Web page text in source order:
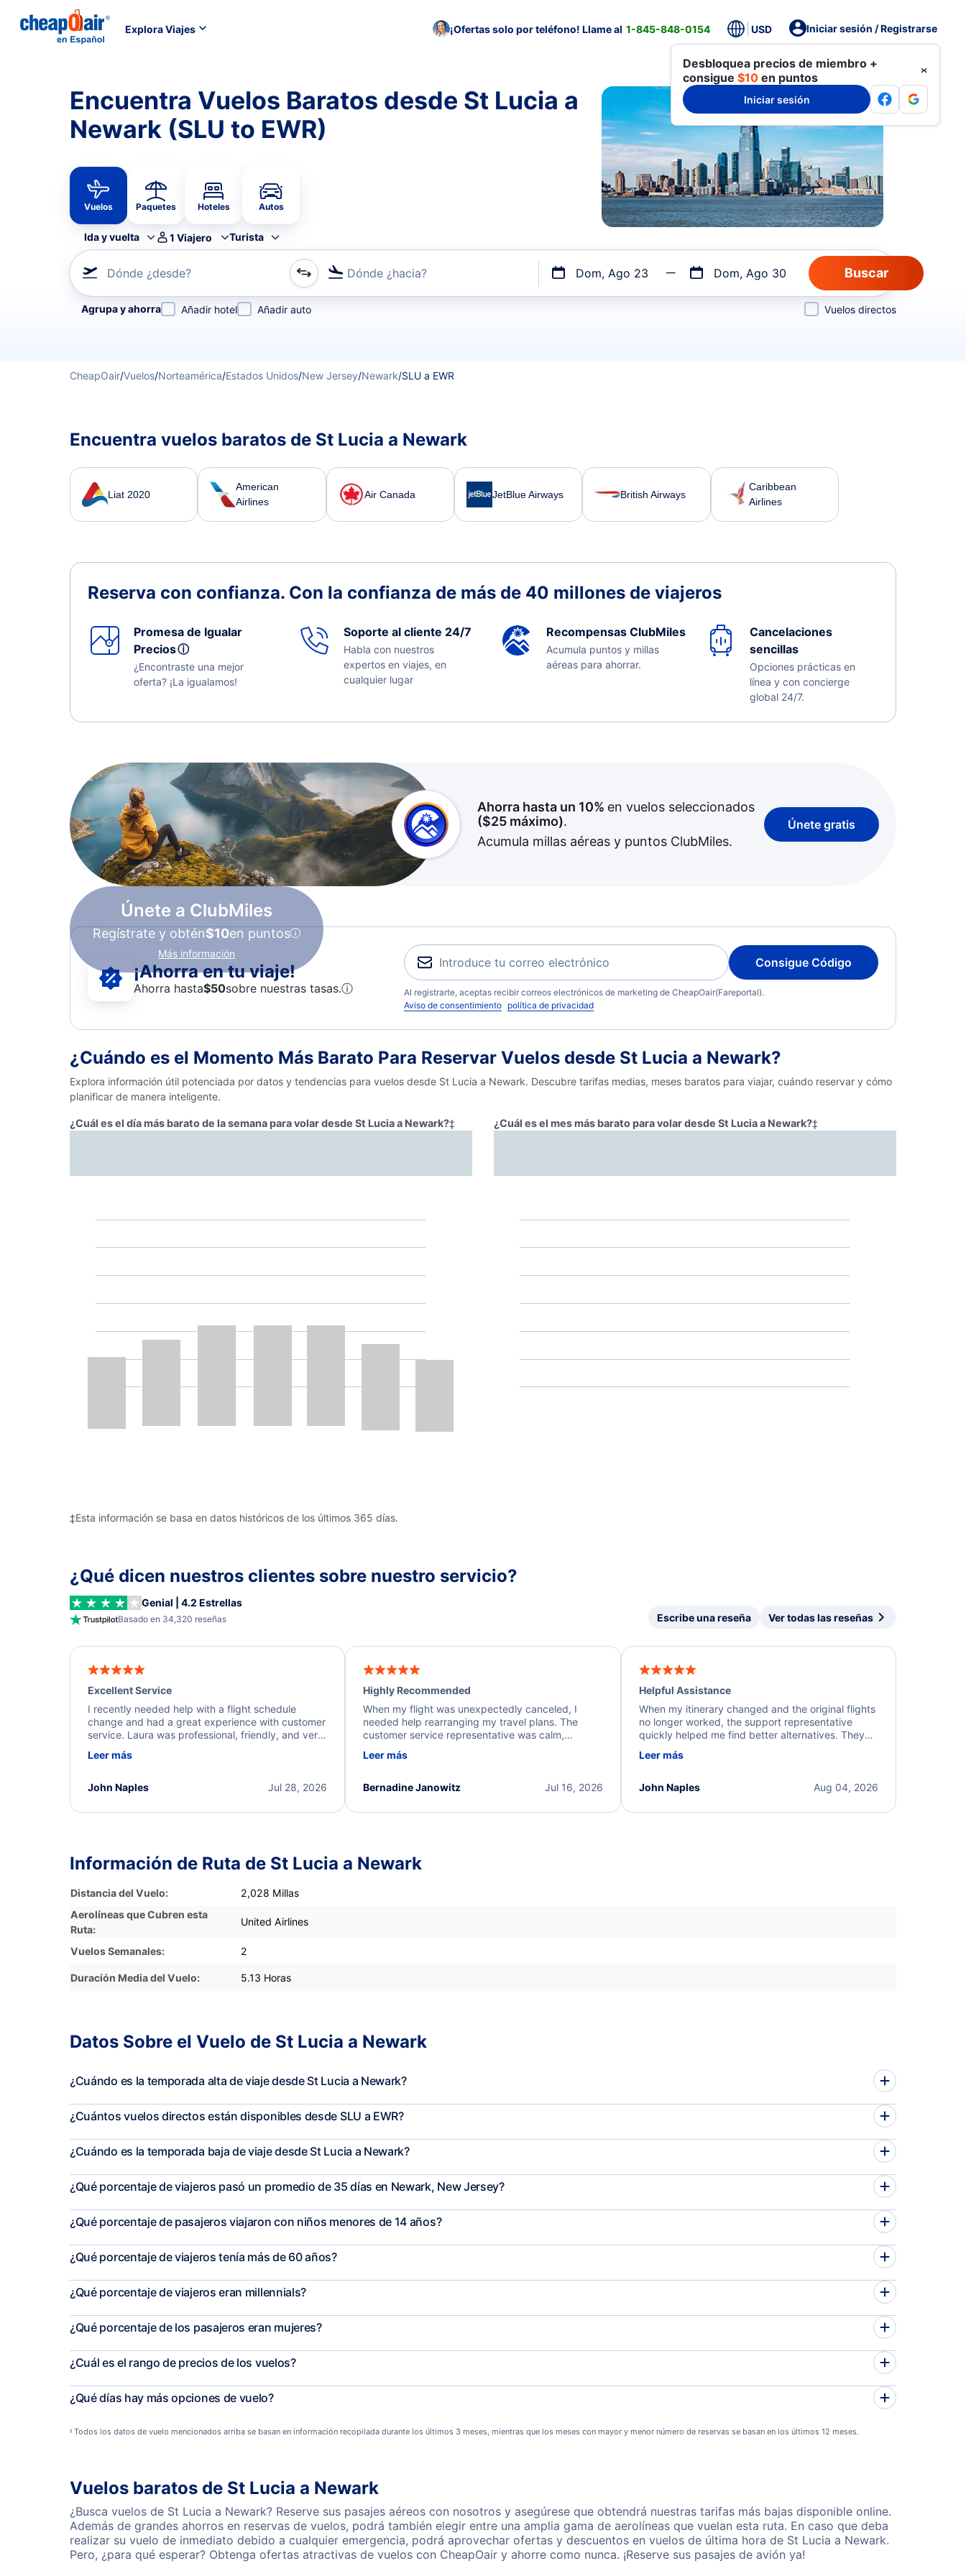
Explora Viajes ¡Ofertas solo por teléfono! Llame al 1-845-848-0154 USD Iniciar sesión / Registrarse
Desbloquea precios de miembro +
consigue $10 en puntos
Iniciar sesión
Encuentra Vuelos Baratos desde St Lucia a
Newark (SLU to EWR)
Vuelos Paquetes Hoteles Autos
Ida y vuelta 1 Viajero Turista
Dónde ¿desde? Dónde ¿hacia? Dom, Ago 23 Dom, Ago 30
Refina tu búsqueda por aerolínea, por ciudad o aeropuerto o por vuelos directos
Agrupa y ahorra Añadir hotel Añadir auto Vuelos directos
CheapOair/Vuelos/Norteamérica/Estados Unidos/New Jersey/Newark/SLU a EWR
Encuentra vuelos baratos de St Lucia a Newark
Liat 2020
American
Airlines
Air Canada JetBlue Airways British Airways
Caribbean
Airlines
Reserva con confianza. Con la confianza de más de 40 millones de viajeros
Promesa de Igualar
Preciosⓘ
¿Encontraste una mejor
oferta? ¡La igualamos!
Soporte al cliente 24/7
Habla con nuestros
expertos en viajes, en
cualquier lugar
Recompensas ClubMiles
Acumula puntos y millas
aéreas para ahorrar.
Cancelaciones
sencillas
Opciones prácticas en
línea y con concierge
global 24/7.
Únete a ClubMiles
Regístrate y obtén$10en puntos
Más información
Ahorra hasta un 10% en vuelos seleccionados
($25máximo).
Acumula millas aéreas y puntos ClubMiles.
Únete gratis
¡Ahorra en tu viaje!
Ahorra hasta$50sobre nuestras tasas.ⓘ
Consigue Código
Al registrarte, aceptas recibir correos electrónicos de marketing de CheapOair(Fareportal).
Aviso de consentimiento política de privacidad
¿Cuándo es el Momento Más Barato Para Reservar Vuelos desde St Lucia a Newark?
Explora información útil potenciada por datos y tendencias para vuelos desde St Lucia a Newark. Descubre tarifas medias, meses baratos para viajar, cuándo reservar y cómo
planificar de manera inteligente.
¿Cuál es el día más barato de la semana para volar desde St Lucia a Newark?‡ ¿Cuál es el mes más barato para volar desde St Lucia a Newark?‡
‡Esta información se basa en datos históricos de los últimos 365 días.
¿Qué dicen nuestros clientes sobre nuestro servicio?
Genial | 4.2 Estrellas
Basado en 34,320 reseñas Escribe una reseña Ver todas las reseñas
Excellent Service
I recently needed help with a flight schedule
change and had a great experience with customer
service. Laura was professional, friendly, and very
a solution and kept me informed of the next steps.
Leer más
Jul 28, 2026
John Naples
Highly Recommended
When my flight was unexpectedly canceled, I
needed help rearranging my travel plans. The
customer service representative was calm,
process. They quickly found alternative flight
I truly appreciate the excellent support and
Leer más
Jul 16, 2026
Bernadine Janowitz
Helpful Assistance
When my itinerary changed and the original flights
no longer worked, the support representative
quickly helped me find better alternatives. They
beyond to resolve the issue. I'm grateful for the
Leer más
Aug 04, 2026
John Naples
Información de Ruta de St Lucia a Newark
Distancia del Vuelo:
2,028 Millas
Aerolíneas que Cubren esta
Ruta:
United Airlines
Vuelos Semanales: 2
Duración Media del Vuelo: 5.13 Horas
Datos Sobre el Vuelo de St Lucia a Newark
¿Cuándo es la temporada alta de viaje desde St Lucia a Newark?
¿Cuántos vuelos directos están disponibles desde SLU a EWR?
¿Cuándo es la temporada baja de viaje desde St Lucia a Newark?
¿Qué porcentaje de viajeros pasó un promedio de 35 días en Newark, New Jersey?
¿Qué porcentaje de pasajeros viajaron con niños menores de 14 años?
¿Qué porcentaje de viajeros tenía más de 60 años?
¿Qué porcentaje de viajeros eran millennials?
¿Qué porcentaje de los pasajeros eran mujeres?
¿Cuál es el rango de precios de los vuelos?
¿Qué días hay más opciones de vuelo?
§ Todos los datos de vuelo mencionados arriba se basan en información recopilada durante los últimos 3 meses, mientras que los meses con mayor y menor número de reservas se basan en los últimos 12 meses.
Vuelos baratos de St Lucia a Newark
¿Busca vuelos de St Lucia a Newark? Reserve sus pasajes aéreos con nosotros y asegúrese que obtendrá nuestras tarifas más bajas disponible online.
Además de grandes ahorros en reservas de vuelos, podrá también elegir entre una amplia gama de aerolíneas que vuelan esta ruta. En caso que deba
realizar su vuelo de inmediato debido a cualquier emergencia, podrá aprovechar ofertas y descuentos en vuelos de última hora de St Lucia a Newark.
Pero, ¿para qué esperar? Obtenga ofertas atractivas de vuelos con CheapOair y ahorre como nunca. ¡Reserve sus pasajes de avión ya!